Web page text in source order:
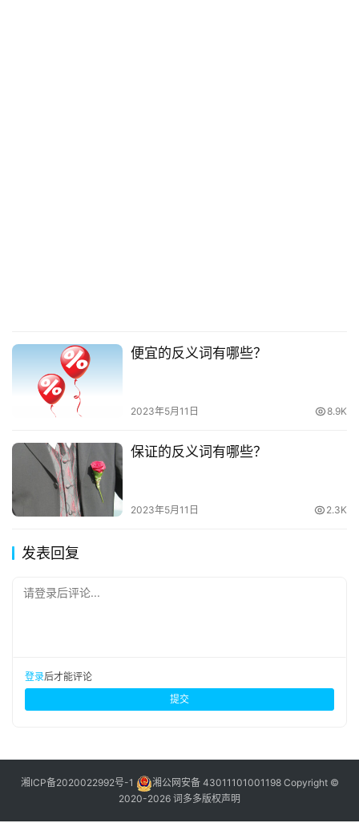
便宜的反义词有哪些？
2023年5月11日 8.9K
保证的反义词有哪些？
2023年5月11日 2.3K
发表回复
请登录后评论...
登录后才能评论
提交
湘ICP备2020022992号-1 湘公网安备 43011101001198Copyright ©
2020-2026 词多多版权声明